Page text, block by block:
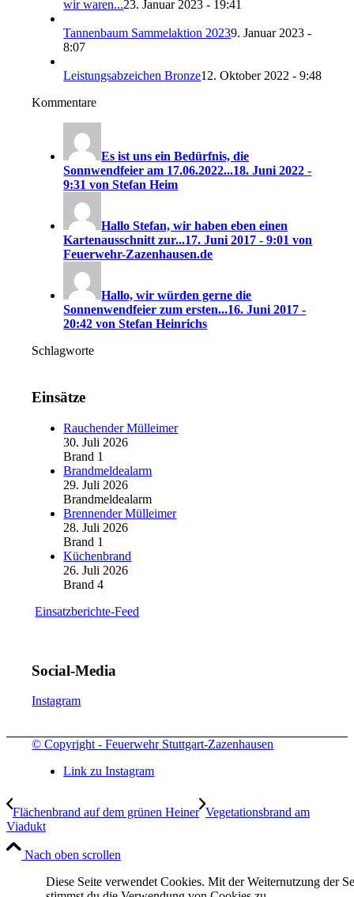
wir waren...23. Januar 2023 - 19:41
Tannenbaum Sammelaktion 20239. Januar 2023 -
8:07
Leistungsabzeichen Bronze12. Oktober 2022 - 9:48
Kommentare
Es ist uns ein Bedürfnis, die
Sonnwendfeier am 17.06.2022...18. Juni 2022 -
9:31 von Stefan Heim
Hallo Stefan, wir haben eben einen
Kartenausschnitt zur...17. Juni 2017 - 9:01 von
Feuerwehr-Zazenhausen.de
Hallo, wir würden gerne die
Sonnenwendfeier zum ersten...16. Juni 2017 -
20:42 von Stefan Heinrichs
Schlagworte
Einsätze
Rauchender Mülleimer
30. Juli 2026
Brand 1
Brandmeldealarm
29. Juli 2026
Brandmeldealarm
Brennender Mülleimer
28. Juli 2026
Brand 1
Küchenbrand
26. Juli 2026
Brand 4
Einsatzberichte-Feed
Social-Media
Instagram
© Copyright - Feuerwehr Stuttgart-Zazenhausen
Link zu Instagram
Flächenbrand auf dem grünen Heiner Vegetationsbrand am
Viadukt
Nach oben scrollen
Diese Seite verwendet Cookies. Mit der Weiternutzung der